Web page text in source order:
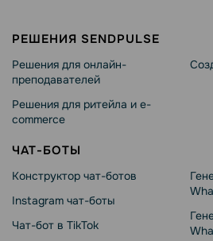
РЕШЕНИЯ SENDPULSE
Решения для онлайн-
преподавателей
Решения для ритейла и e-
commerce
ЧАТ-БОТЫ
Конструктор чат-ботов
Instagram чат-боты
Чат-бот в TikTok